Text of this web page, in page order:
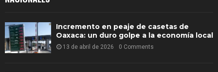
Incremento en peaje de casetas de
Oaxaca: un duro golpe a la economía local
13 de abril de 2026 0 Comments